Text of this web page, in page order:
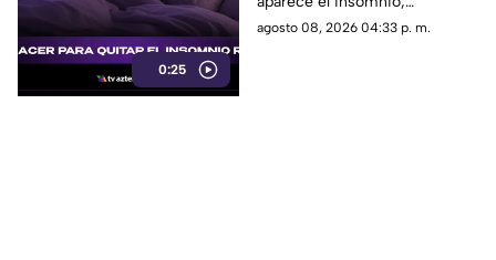
0:25
especialmente reducir la
agosto 08, 2026 04:33 p. m.